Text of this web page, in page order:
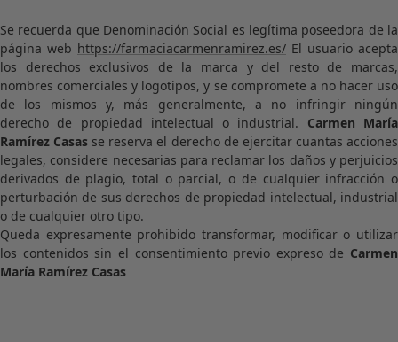
Se recuerda que Denominación Social es legítima poseedora de la
página web https://farmaciacarmenramirez.es/ El usuario acepta
los derechos exclusivos de la marca y del resto de marcas,
nombres comerciales y logotipos, y se compromete a no hacer uso
de los mismos y, más generalmente, a no infringir ningún
derecho de propiedad intelectual o industrial. Carmen María
Ramírez Casas se reserva el derecho de ejercitar cuantas acciones
legales, considere necesarias para reclamar los daños y perjuicios
derivados de plagio, total o parcial, o de cualquier infracción o
perturbación de sus derechos de propiedad intelectual, industrial
o de cualquier otro tipo.
Queda expresamente prohibido transformar, modificar o utilizar
los contenidos sin el consentimiento previo expreso de Carmen
María Ramírez Casas